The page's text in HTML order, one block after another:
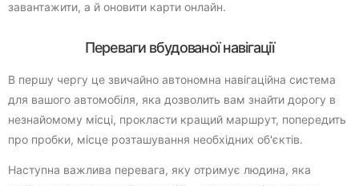
завантажити, а й оновити карти онлайн.
Переваги вбудованої навігації
В першу чергу це звичайно автономна навігаційна система
для вашого автомобіля, яка дозволить вам знайти дорогу в
незнайомому місці, прокласти кращий маршрут, попередить
про пробки, місце розташування необхідних об'єктів.
Наступна важлива перевага, яку отримує людина, яка